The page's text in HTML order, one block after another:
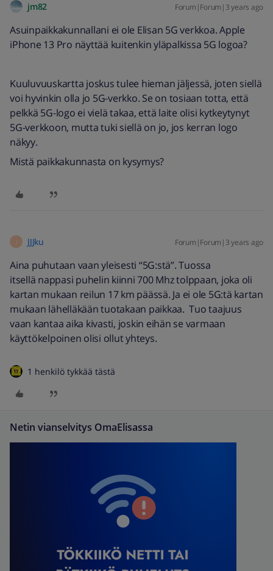
jm82 Forum|Forum|3 years ago
Asuinpaikkakunnallani ei ole Elisan 5G verkkoa. Apple
iPhone 13 Pro näyttää kuitenkin yläpalkissa 5G logoa?
Kuuluvuuskartta joskus tulee hieman jäljessä, joten siellä
voi hyvinkin olla jo 5G-verkko. Se on tosiaan totta, että
pelkkä 5G-logo ei vielä takaa, että laite olisi kytkeytynyt
5G-verkkoon, mutta tuki siellä on jo, jos kerran logo
näkyy.
Mistä paikkakunnasta on kysymys?
JJJku Forum|Forum|3 years ago
Aina puhutaan vaan yleisesti “5G:stä”. Tuossa
itsellä nappasi puhelin kiinni 700 Mhz tolppaan, joka oli
kartan mukaan reilun 17 km päässä. Ja ei ole 5G:tä kartan
mukaan lähelläkään tuotakaan paikkaa. Tuo taajuus
vaan kantaa aika kivasti, joskin eihän se varmaan
käyttökelpoinen olisi ollut yhteys.
1 henkilö tykkää tästä
Netin vianselvitys OmaElisassa